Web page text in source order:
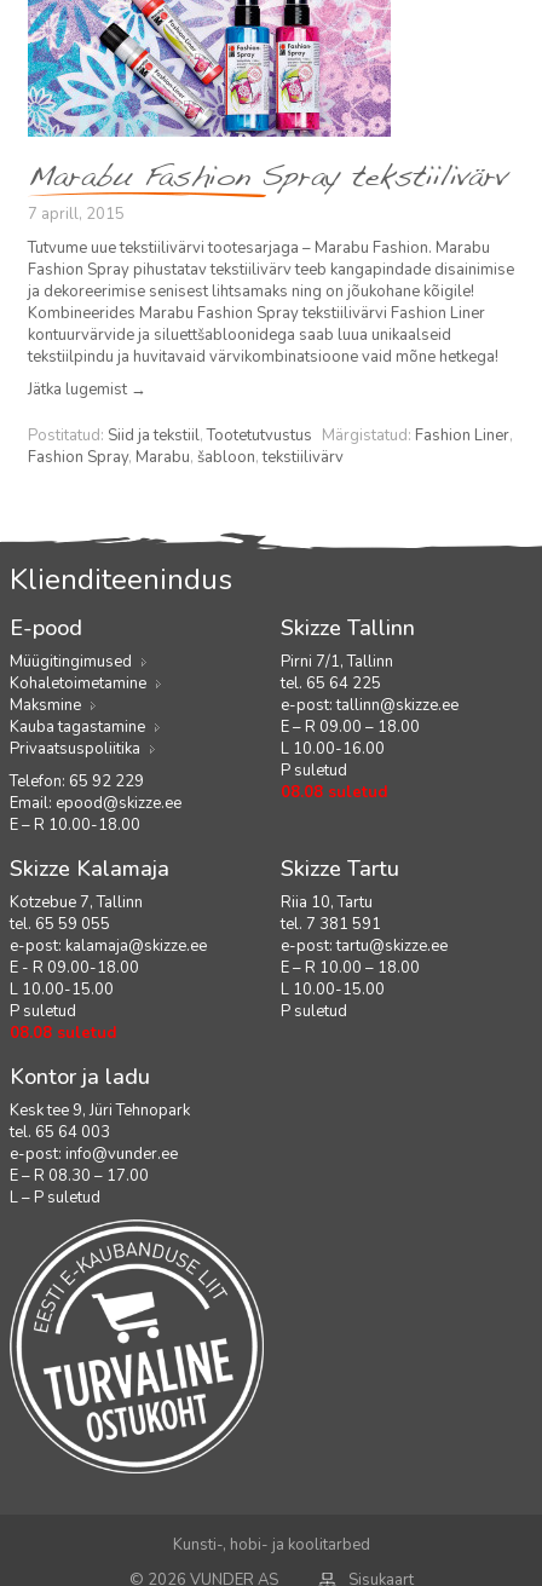
Marabu Fashion Spray tekstiilivärv
7 aprill, 2015
Tutvume uue tekstiilivärvi tootesarjaga – Marabu Fashion. Marabu
Fashion Spray pihustatav tekstiilivärv teeb kangapindade disainimise
ja dekoreerimise senisest lihtsamaks ning on jõukohane kõigile!
Kombineerides Marabu Fashion Spray tekstiilivärvi Fashion Liner
kontuurvärvide ja siluettšabloonidega saab luua unikaalseid
tekstiilpindu ja huvitavaid värvikombinatsioone vaid mõne hetkega!
Jätka lugemist →
Postitatud: Siid ja tekstiil,Tootetutvustus Märgistatud: Fashion Liner,
Fashion Spray, Marabu, šabloon,tekstiilivärv
Klienditeenindus
E-pood
Müügitingimused
Kohaletoimetamine
Maksmine
Kauba tagastamine
Privaatsuspoliitika
Telefon: 65 92 229
Email: epood@skizze.ee
E – R 10.00-18.00
Skizze Tallinn
Pirni 7/1, Tallinn
tel. 65 64 225
e-post:tallinn@skizze.ee
E – R 09.00 – 18.00
L 10.00-16.00
P suletud
08.08 suletud
Skizze Kalamaja
Kotzebue 7, Tallinn
tel. 65 59 055
e-post: kalamaja@skizze.ee
E - R 09.00-18.00
L 10.00-15.00
P suletud
08.08 suletud
Skizze Tartu
Riia 10, Tartu
tel. 7 381 591
e-post:tartu@skizze.ee
E – R 10.00 – 18.00
L 10.00-15.00
P suletud
Kontor ja ladu
Kesk tee 9, Jüri Tehnopark
tel. 65 64 003
e-post: info@vunder.ee
E – R 08.30 – 17.00
L – P suletud
Kunsti-, hobi- ja koolitarbed
© 2026 VUNDER AS
Sisukaart